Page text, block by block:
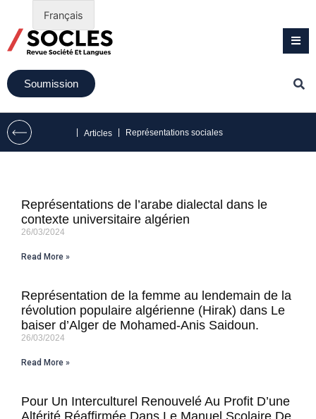
Soumission
Articles Représentations sociales
Représentations de l’arabe dialectal dans le
contexte universitaire algérien
26/03/2024
Read More »
Représentation de la femme au lendemain de la
révolution populaire algérienne (Hirak) dans Le
baiser d’Alger de Mohamed-Anis Saidoun.
26/03/2024
Read More »
Pour Un Interculturel Renouvelé Au Profit D’une
Altérité Réaffirmée Dans Le Manuel Scolaire De
Français